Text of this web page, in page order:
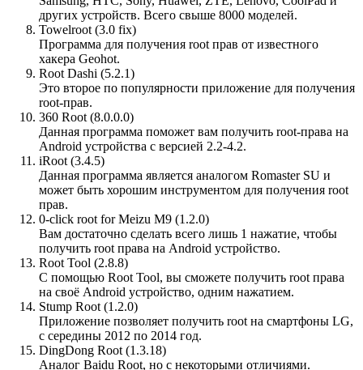
других устройств. Всего свыше 8000 моделей.
Towelroot (3.0 fix)
Программа для получения root прав от известного
хакера Geohot.
Root Dashi (5.2.1)
Это второе по популярности приложение для получения
root-прав.
360 Root (8.0.0.0)
Данная программа поможет вам получить root-права на
Android устройства с версией 2.2-4.2.
iRoot (3.4.5)
Данная программа является аналогом Romaster SU и
может быть хорошим инструментом для получения root
прав.
0-click root for Meizu M9 (1.2.0)
Вам достаточно сделать всего лишь 1 нажатие, чтобы
получить root права на Android устройство.
Root Tool (2.8.8)
C помощью Root Tool, вы сможете получить root права
на своё Android устройство, одним нажатием.
Stump Root (1.2.0)
Приложение позволяет получить root на смартфоны LG,
с середины 2012 по 2014 год.
DingDong Root (1.3.18)
Аналог Baidu Root, но с некоторыми отличиями.